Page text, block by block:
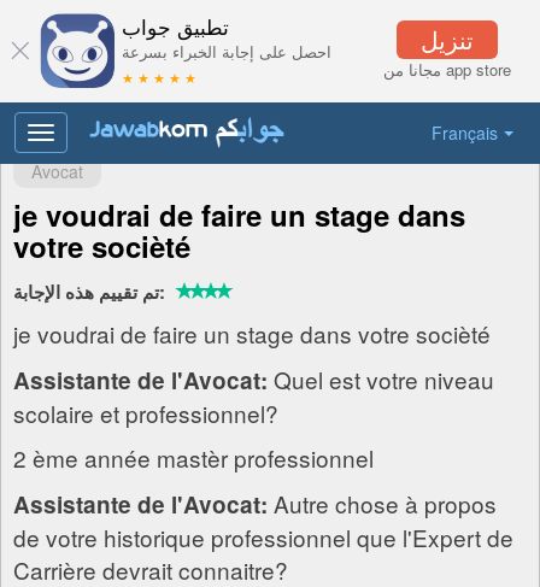
تنزيل
مجانا من app store
تطبيق جواب
احصل على إجابة الخبراء بسرعة
★ ★ ★ ★ ★
Français
Toggle
navigation
Avocat
je voudrai de faire un stage dans
votre socièté
تم تقييم هذه الإجابة:
je voudrai de faire un stage dans votre socièté
Assistante de l'Avocat: Quel est votre niveau
scolaire et professionnel?
2 ème année mastèr professionnel
Assistante de l'Avocat: Autre chose à propos
de votre historique professionnel que l'Expert de
Carrière devrait connaitre?